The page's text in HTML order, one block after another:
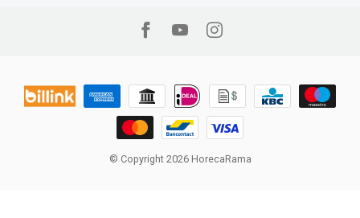
© Copyright 2026 HorecaRama